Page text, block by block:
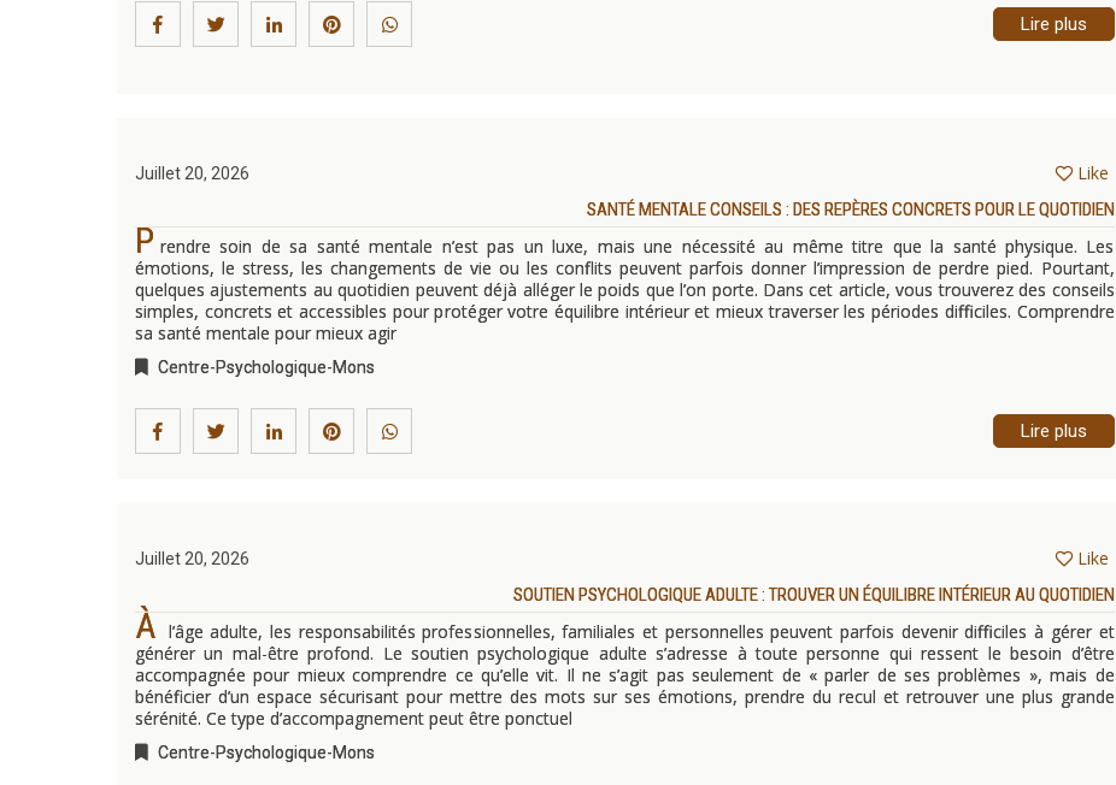
Lire plus
Juillet 20, 2026 Like
SANTÉ MENTALE CONSEILS : DES REPÈRES CONCRETS POUR LE QUOTIDIEN
P rendre soin de sa santé mentale n’est pas un luxe, mais une nécessité au même titre que la santé physique. Les
émotions, le stress, les changements de vie ou les conflits peuvent parfois donner l’impression de perdre pied. Pourtant,
quelques ajustements au quotidien peuvent déjà alléger le poids que l’on porte. Dans cet article, vous trouverez des conseils
simples, concrets et accessibles pour protéger votre équilibre intérieur et mieux traverser les périodes difficiles. Comprendre
sa santé mentale pour mieux agir
Centre-Psychologique-Mons
Lire plus
Juillet 20, 2026 Like
SOUTIEN PSYCHOLOGIQUE ADULTE : TROUVER UN ÉQUILIBRE INTÉRIEUR AU QUOTIDIEN
À l’âge adulte, les responsabilités professionnelles, familiales et personnelles peuvent parfois devenir difficiles à gérer et
générer un mal-être profond. Le soutien psychologique adulte s’adresse à toute personne qui ressent le besoin d’être
accompagnée pour mieux comprendre ce qu’elle vit. Il ne s’agit pas seulement de « parler de ses problèmes », mais de
bénéficier d’un espace sécurisant pour mettre des mots sur ses émotions, prendre du recul et retrouver une plus grande
sérénité. Ce type d’accompagnement peut être ponctuel
Centre-Psychologique-Mons